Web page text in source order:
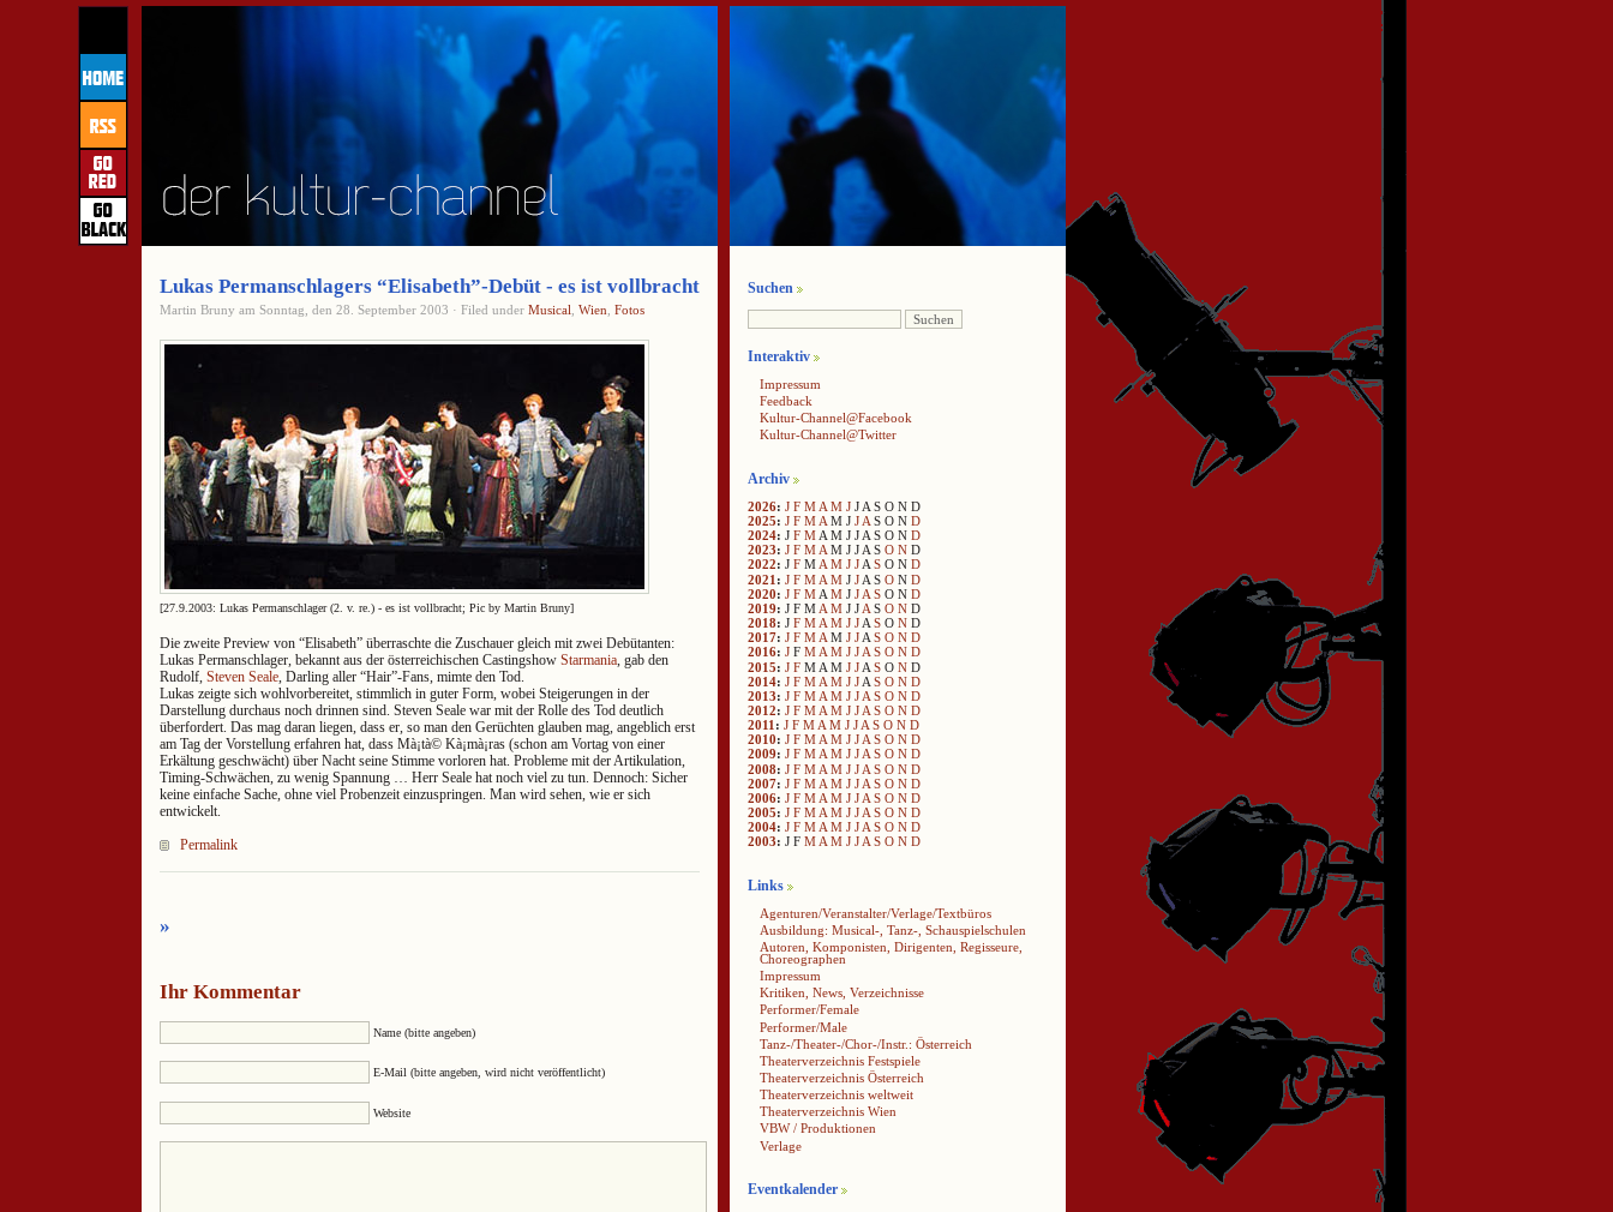
Lukas Permanschlagers “Elisabeth”-Debüt - es ist vollbracht
Martin Bruny am Sonntag, den 28. September 2003 · Filed under Musical Wien Fotos
[27.9.2003: Lukas Permanschlager (2. v. re.) - es ist vollbracht; Pic by Martin Bruny]
Die zweite Preview von “Elisabeth” überraschte die Zuschauer gleich mit zwei Debütanten:
Lukas Permanschlager, bekannt aus der österreichischen Castingshow Starmania , gab den
Rudolf, Steven Seale , Darling aller “Hair”-Fans, mimte den Tod.
Lukas zeigte sich wohlvorbereitet, stimmlich in guter Form, wobei Steigerungen in der
Darstellung durchaus noch drinnen sind. Steven Seale war mit der Rolle des Tod deutlich
überfordert. Das mag daran liegen, dass er, so man den Gerüchten glauben mag, angeblich erst
am Tag der Vorstellung erfahren hat, dass Mà¡tà© Kà¡mà¡ras (schon am Vortag von einer
Erkältung geschwächt) über Nacht seine Stimme vorloren hat. Probleme mit der Artikulation,
Timing-Schwächen, zu wenig Spannung … Herr Seale hat noch viel zu tun. Dennoch: Sicher
keine einfache Sache, ohne viel Probenzeit einzuspringen. Man wird sehen, wie er sich
entwickelt.
Permalink
»
Ihr Kommentar
Name (bitte angeben)
E-Mail (bitte angeben, wird nicht veröffentlicht)
Website
Suchen
Interaktiv
Impressum
Feedback
Kultur-Channel@Facebook
Kultur-Channel@Twitter
Archiv
2026: J F M A M J J A S O N D
2025: J F M A M J J A S O N D
2024: J F M A M J J A S O N D
2023: J F M A M J J A S O N D
2022: J F MA M J JA S O N D
2021 : J F M A M J J A S O N D
2020: J F M A M J J A S O N D
2019: J F M A M J J A S O N D
2018: J F M A M J J A S O N D
2017: J F M A M J J A S O N D
2016: J F M A M J J A S O N D
2015: J F M A M J J A S O N D
2014: J F M A M J J A S O N D
2013: J F M A M J J A S O N D
2012: J F M A M J J A S O N D
2011 : J F M A M J J A S O N D
2010: J F M A M J J A S O N D
2009: J F MA M J JA S O N D
2008: J F M A M J J A S O N D
2007: J F M A M J J A S O N D
2006: J F M A M J J A S O N D
2005: J F M A M J J A S O N D
2004: J F M A M J J A S O N D
2003: J F M A M J J A S O N D
Links
Agenturen/Veranstalter/Verlage/Textbüros
Ausbildung: Musical-, Tanz-, Schauspielschulen
Autoren, Komponisten, Dirigenten, Regisseure,
Choreographen
Impressum
Kritiken, News, Verzeichnisse
Performer/Female
Performer/Male
Tanz-/Theater-/Chor-/Instr.: Österreich
Theaterverzeichnis Festspiele
Theaterverzeichnis Österreich
Theaterverzeichnis weltweit
Theaterverzeichnis Wien
VBW / Produktionen
Verlage
Eventkalender